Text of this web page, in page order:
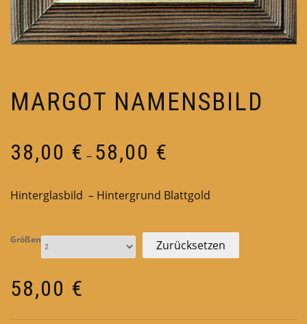
MARGOT NAMENSBILD
38,00 € – 58,00 €
58,00 €
Hinterglasbild – Hintergrund Blattgold
Größen Zurücksetzen
58,00 €